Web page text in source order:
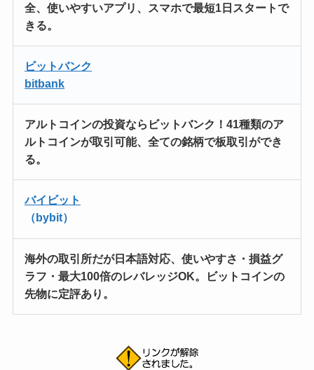
全、使いやすいアプリ、
スマホで最短1日スタートで
きる。
ビットバンク
bitbank
アルトコインの投資ならビットバンク！41種類のア
ルトコインが取引可能、全ての銘柄で板取引ができ
る。
バイビット
（bybit）
海外の取引所だが日本語対応、使いやすさ・損益グ
ラフ・最大100倍のレバレッジOK。ビットコインの
先物に定評あり。